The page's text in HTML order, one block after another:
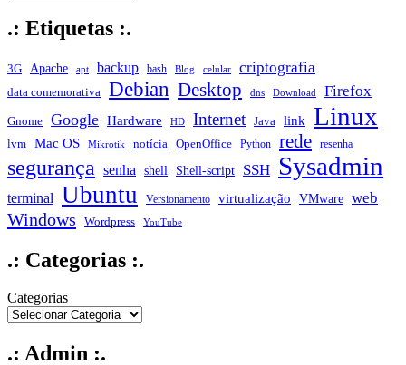
.: Etiquetas :.
3G Apache apt backup bash Blog celular criptografia
data comemorativa Debian Desktop dns Download Firefox
Gnome Google Hardware HD Internet Java link Linux
lvm Mac OS Mikrotik notícia OpenOffice Python rede resenha
segurança senha shell Shell-script SSH Sysadmin
terminal Ubuntu Versionamento virtualização VMware web
Windows Wordpress YouTube
.: Categorias :.
Categorias
.: Admin :.